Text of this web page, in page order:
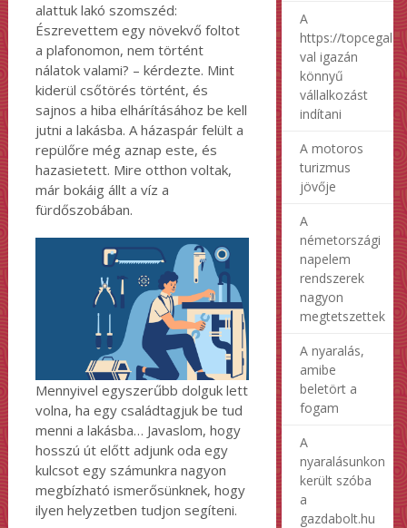
alattuk lakó szomszéd:
Észrevettem egy növekvő foltot
a plafonomon, nem történt
nálatok valami? – kérdezte. Mint
kiderül csőtörés történt, és
sajnos a hiba elhárításához be kell
jutni a lakásba. A házaspár felült a
repülőre még aznap este, és
hazasietett. Mire otthon voltak,
már bokáig állt a víz a
fürdőszobában.
Mennyivel egyszerűbb dolguk lett
volna, ha egy családtagjuk be tud
menni a lakásba… Javaslom, hogy
hosszú út előtt adjunk oda egy
kulcsot egy számunkra nagyon
megbízható ismerősünknek, hogy
ilyen helyzetben tudjon segíteni.
A
https://
val igazán
könnyű
vállalkozást
indítani
A motoros
turizmus
jövője
A
németországi
napelem
rendszerek
nagyon
megtetszettek
A nyaralás,
amibe
beletört a
fogam
A
nyaralásunkon
került szóba
a
gazdabolt.hu